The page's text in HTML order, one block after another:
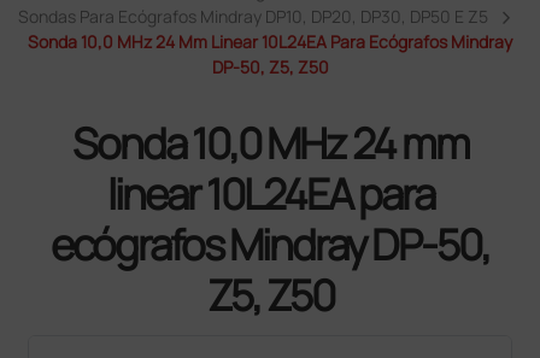
Sondas Para Ecógrafos Mindray DP10, DP20, DP30, DP50 E Z5
Sonda 10,0 MHz 24 Mm Linear 10L24EA Para Ecógrafos Mindray
DP-50, Z5, Z50
Sonda 10,0 MHz 24 mm
linear 10L24EA para
ecógrafos Mindray DP-50,
Z5, Z50